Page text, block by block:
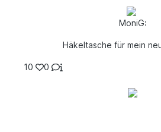
MoniG:
Häkeltasche für mein
10 0